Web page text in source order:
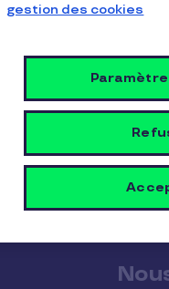
Dans le cas d’une
opposition à votre
gestion des cookies